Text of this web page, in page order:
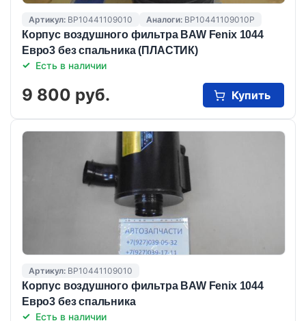
Артикул: BP10441109010 Аналоги: BP10441109010P
Корпус воздушного фильтра BAW Fenix 1044
Евро3 без спальника (ПЛАСТИК)
Есть в наличии
9 800 руб. Купить
Артикул: BP10441109010
Корпус воздушного фильтра BAW Fenix 1044
Евро3 без спальника
Есть в наличии